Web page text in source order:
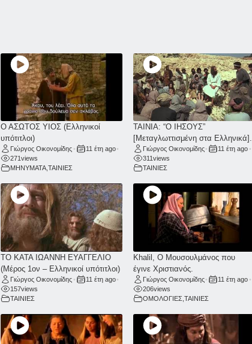
Ο ΑΣΩΤΟΣ ΥΙΟΣ (Ελληνικοί
υπότιτλοι)
Γιώργος Οικονομίδης • 11 έτη ago•
271views
ΜΗΝΥΜΑΤΑ ,ΤΑΙΝΙΕΣ
ΤΑΙΝΙΑ: “Ο ΙΗΣΟΥΣ”
[Μεταγλωττισμένη στα Ελληνικά].
Γιώργος Οικονομίδης• 11 έτη ago •
311 views
ΤΑΙΝΙΕΣ
ΤΟ ΚΑΤΑ ΙΩΑΝΝΗ ΕΥΑΓΓΕΛΙΟ
(Μέρος 1ον – Ελληνικοί υπότιτλοι)
Γιώργος Οικονομίδης • 11 έτη ago•
157views
ΤΑΙΝΙΕΣ
Khalil, Ο Μουσουλμάνος που
έγινε Χριστιανός.
Γιώργος Οικονομίδης• 11 έτη ago •
206views
ΟΜΟΛΟΓΙΕΣ ΤΑΙΝΙΕΣ